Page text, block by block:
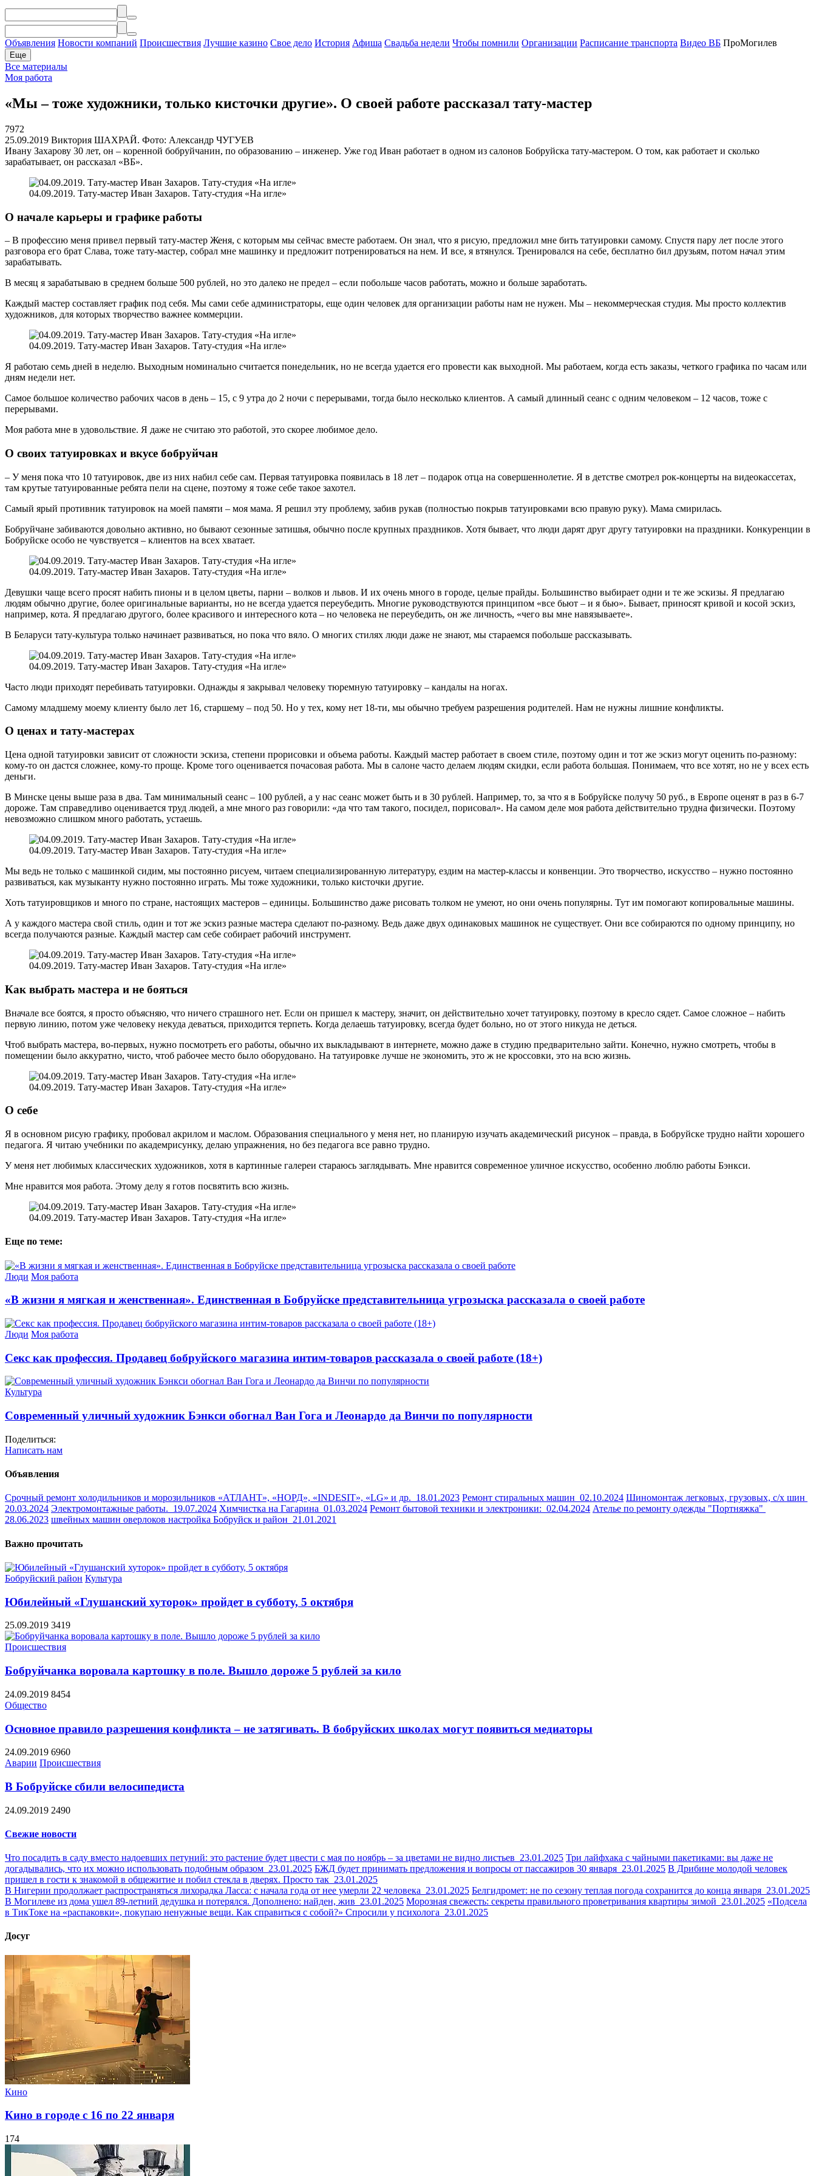
Объявления Новости компаний Происшествия Лучшие казино Свое дело История Афиша Свадьба недели Чтобы помнили Организации Расписание транспорта Видео ВБ ПроМогилев
Еще
Все материалы
Моя работа
«Мы – тоже художники, только кисточки другие». О своей работе рассказал тату-мастер
7972
25.09.2019 Виктория ШАХРАЙ. Фото: Александр ЧУГУЕВ
Ивану Захарову 30 лет, он – коренной бобруйчанин, по образованию – инженер. Уже год Иван работает в одном из салонов Бобруйска тату-мастером. О том, как работает и сколько
зарабатывает, он рассказал «ВБ».
04.09.2019. Тату-мастер Иван Захаров. Тату-студия «На игле»
О начале карьеры и графике работы
– В профессию меня привел первый тату-мастер Женя, с которым мы сейчас вместе работаем. Он знал, что я рисую, предложил мне бить татуировки самому. Спустя пару лет после этого
разговора его брат Слава, тоже тату-мастер, собрал мне машинку и предложит потренироваться на нем. И все, я втянулся. Тренировался на себе, бесплатно бил друзьям, потом начал этим
зарабатывать.
В месяц я зарабатываю в среднем больше 500 рублей, но это далеко не предел – если побольше часов работать, можно и больше заработать.
Каждый мастер составляет график под себя. Мы сами себе администраторы, еще один человек для организации работы нам не нужен. Мы – некоммерческая студия. Мы просто коллектив
художников, для которых творчество важнее коммерции.
04.09.2019. Тату-мастер Иван Захаров. Тату-студия «На игле»
Я работаю семь дней в неделю. Выходным номинально считается понедельник, но не всегда удается его провести как выходной. Мы работаем, когда есть заказы, четкого графика по часам или
дням недели нет.
Самое большое количество рабочих часов в день – 15, с 9 утра до 2 ночи с перерывами, тогда было несколько клиентов. А самый длинный сеанс с одним человеком – 12 часов, тоже с
перерывами.
Моя работа мне в удовольствие. Я даже не считаю это работой, это скорее любимое дело.
О своих татуировках и вкусе бобруйчан
– У меня пока что 10 татуировок, две из них набил себе сам. Первая татуировка появилась в 18 лет – подарок отца на совершеннолетие. Я в детстве смотрел рок-концерты на видеокассетах,
там крутые татуированные ребята пели на сцене, поэтому я тоже себе такое захотел.
Самый ярый противник татуировок на моей памяти – моя мама. Я решил эту проблему, забив рукав (полностью покрыв татуировками всю правую руку). Мама смирилась.
Бобруйчане забиваются довольно активно, но бывают сезонные затишья, обычно после крупных праздников. Хотя бывает, что люди дарят друг другу татуировки на праздники. Конкуренции в
Бобруйске особо не чувствуется – клиентов на всех хватает.
04.09.2019. Тату-мастер Иван Захаров. Тату-студия «На игле»
Девушки чаще всего просят набить пионы и в целом цветы, парни – волков и львов. И их очень много в городе, целые прайды. Большинство выбирает одни и те же эскизы. Я предлагаю
людям обычно другие, более оригинальные варианты, но не всегда удается переубедить. Многие руководствуются принципом «все бьют – и я бью». Бывает, приносят кривой и косой эскиз,
например, кота. Я предлагаю другого, более красивого и интересного кота – но человека не переубедить, он же личность, «чего вы мне навязываете».
В Беларуси тату-культура только начинает развиваться, но пока что вяло. О многих стилях люди даже не знают, мы стараемся побольше рассказывать.
04.09.2019. Тату-мастер Иван Захаров. Тату-студия «На игле»
Часто люди приходят перебивать татуировки. Однажды я закрывал человеку тюремную татуировку – кандалы на ногах.
Самому младшему моему клиенту было лет 16, старшему – под 50. Но у тех, кому нет 18-ти, мы обычно требуем разрешения родителей. Нам не нужны лишние конфликты.
О ценах и тату-мастерах
Цена одной татуировки зависит от сложности эскиза, степени прорисовки и объема работы. Каждый мастер работает в своем стиле, поэтому один и тот же эскиз могут оценить по-разному:
кому-то он дастся сложнее, кому-то проще. Кроме того оценивается почасовая работа. Мы в салоне часто делаем людям скидки, если работа большая. Понимаем, что все хотят, но не у всех есть
деньги.
В Минске цены выше раза в два. Там минимальный сеанс – 100 рублей, а у нас сеанс может быть и в 30 рублей. Например, то, за что я в Бобруйске получу 50 руб., в Европе оценят в раз в 6-7
дороже. Там справедливо оценивается труд людей, а мне много раз говорили: «да что там такого, посидел, порисовал». На самом деле моя работа действительно трудна физически. Поэтому
невозможно слишком много работать, устаешь.
04.09.2019. Тату-мастер Иван Захаров. Тату-студия «На игле»
Мы ведь не только с машинкой сидим, мы постоянно рисуем, читаем специализированную литературу, ездим на мастер-классы и конвенции. Это творчество, искусство – нужно постоянно
развиваться, как музыканту нужно постоянно играть. Мы тоже художники, только кисточки другие.
Хоть татуировщиков и много по стране, настоящих мастеров – единицы. Большинство даже рисовать толком не умеют, но они очень популярны. Тут им помогают копировальные машины.
А у каждого мастера свой стиль, один и тот же эскиз разные мастера сделают по-разному. Ведь даже двух одинаковых машинок не существует. Они все собираются по одному принципу, но
всегда получаются разные. Каждый мастер сам себе собирает рабочий инструмент.
04.09.2019. Тату-мастер Иван Захаров. Тату-студия «На игле»
Как выбрать мастера и не бояться
Вначале все боятся, я просто объясняю, что ничего страшного нет. Если он пришел к мастеру, значит, он действительно хочет татуировку, поэтому в кресло сядет. Самое сложное – набить
первую линию, потом уже человеку некуда деваться, приходится терпеть. Когда делаешь татуировку, всегда будет больно, но от этого никуда не деться.
Чтоб выбрать мастера, во-первых, нужно посмотреть его работы, обычно их выкладывают в интернете, можно даже в студию предварительно зайти. Конечно, нужно смотреть, чтобы в
помещении было аккуратно, чисто, чтоб рабочее место было оборудовано. На татуировке лучше не экономить, это ж не кроссовки, это на всю жизнь.
04.09.2019. Тату-мастер Иван Захаров. Тату-студия «На игле»
О себе
Я в основном рисую графику, пробовал акрилом и маслом. Образования специального у меня нет, но планирую изучать академический рисунок – правда, в Бобруйске трудно найти хорошего
педагога. Я читаю учебники по академрисунку, делаю упражнения, но без педагога все равно трудно.
У меня нет любимых классических художников, хотя в картинные галереи стараюсь заглядывать. Мне нравится современное уличное искусство, особенно люблю работы Бэнкси.
Мне нравится моя работа. Этому делу я готов посвятить всю жизнь.
04.09.2019. Тату-мастер Иван Захаров. Тату-студия «На игле»
Еще по теме:
Люди Моя работа
«В жизни я мягкая и женственная». Единственная в Бобруйске представительница угрозыска рассказала о своей работе
Люди Моя работа
Секс как профессия. Продавец бобруйского магазина интим-товаров рассказала о своей работе (18+)
Культура
Современный уличный художник Бэнкси обогнал Ван Гога и Леонардо да Винчи по популярности
Поделиться:
Написать нам
Объявления
Срочный ремонт холодильников и морозильников «АТЛАНТ», «НОРД», «INDESIT», «LG» и др. 18.01.2023 Ремонт стиральных машин 02.10.2024 Шиномонтаж легковых, грузовых, с/х шин
20.03.2024 Электромонтажные работы. 19.07.2024 Химчистка на Гагарина 01.03.2024 Ремонт бытовой техники и электроники: 02.04.2024 Ателье по ремонту одежды "Портняжка"
28.06.2023 швейных машин оверлоков настройка Бобруйск и район 21.01.2021
Важно прочитать
Бобруйский район Культура
Юбилейный «Глушанский хуторок» пройдет в субботу, 5 октября
25.09.2019 3419
Происшествия
Бобруйчанка воровала картошку в поле. Вышло дороже 5 рублей за кило
24.09.2019 8454
Общество
Основное правило разрешения конфликта – не затягивать. В бобруйских школах могут появиться медиаторы
24.09.2019 6960
Аварии Происшествия
В Бобруйске сбили велосипедиста
24.09.2019 2490
Свежие новости
Что посадить в саду вместо надоевших петуний: это растение будет цвести с мая по ноябрь – за цветами не видно листьев 23.01.2025 Три лайфхака с чайными пакетиками: вы даже не
догадывались, что их можно использовать подобным образом 23.01.2025 БЖД будет принимать предложения и вопросы от пассажиров 30 января 23.01.2025 В Дрибине молодой человек
пришел в гости к знакомой в общежитие и побил стекла в дверях. Просто так 23.01.2025
В Нигерии продолжает распространяться лихорадка Ласса: с начала года от нее умерли 22 человека 23.01.2025 Белгидромет: не по сезону теплая погода сохранится до конца января 23.01.2025
В Могилеве из дома ушел 89-летний дедушка и потерялся. Дополнено: найден, жив 23.01.2025 Морозная свежесть: секреты правильного проветривания квартиры зимой 23.01.2025 «Подсела
в ТикТоке на «распаковки», покупаю ненужные вещи. Как справиться с собой?» Спросили у психолога 23.01.2025
Досуг
Кино
Кино в городе с 16 по 22 января
174